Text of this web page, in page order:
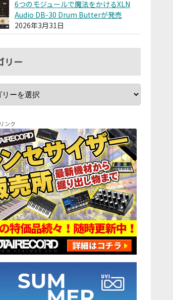
6つのモジュールで魔法をかけるXLN
Audio DB-30 Drum Butterが発売
2026年3月31日
リー
ンク